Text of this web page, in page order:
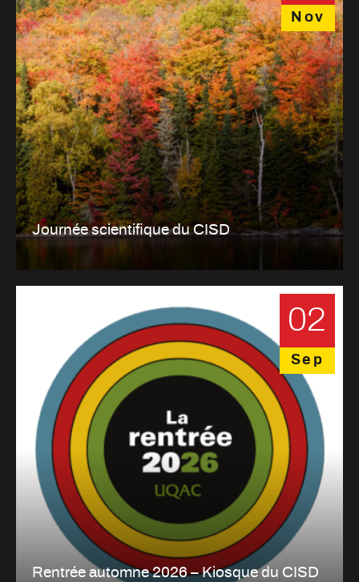
Nov
Journée scientifique du CISD
02
Sep
Rentrée automne 2026 – Kiosque du CISD